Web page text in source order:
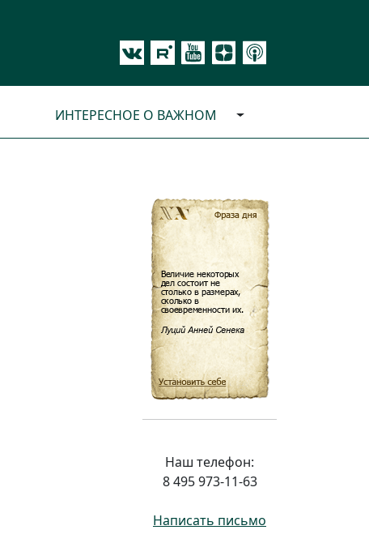
ИНТЕРЕСНОЕ О ВАЖНОМ
Наш телефон:
8 495 973-11-63
Написать письмо